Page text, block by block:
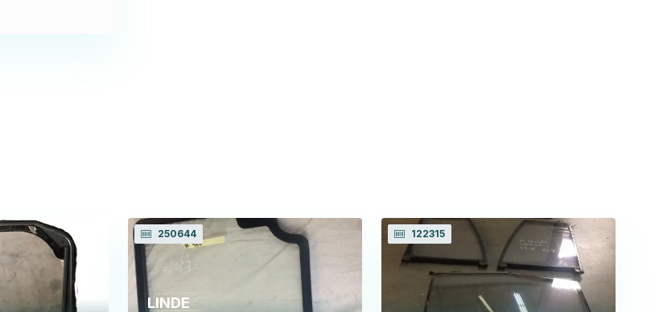
250644
LINDE
122315